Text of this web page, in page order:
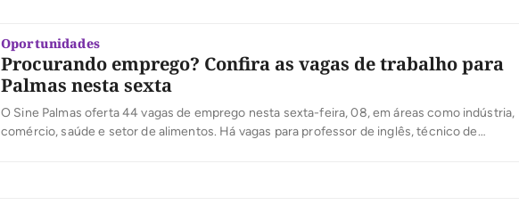
Oportunidades
Procurando emprego? Confira as vagas de trabalho para
Palmas nesta sexta
O Sine Palmas oferta 44 vagas de emprego nesta sexta-feira, 08, em áreas como indústria,
comércio, saúde e setor de alimentos. Há vagas para professor de inglês, técnico de